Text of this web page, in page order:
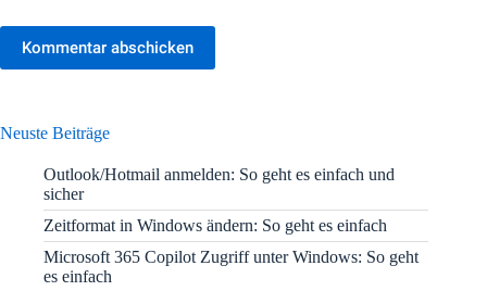
Kommentar abschicken
Neuste Beiträge
Outlook/Hotmail anmelden: So geht es einfach und
sicher
Zeitformat in Windows ändern: So geht es einfach
Microsoft 365 Copilot Zugriff unter Windows: So geht
es einfach